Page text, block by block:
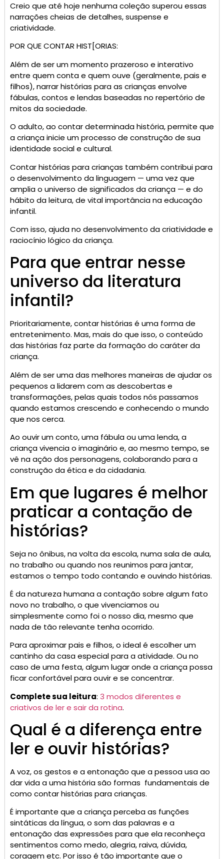
Creio que até hoje nenhuma coleção superou essas
narrações cheias de detalhes, suspense e
criatividade.
POR QUE CONTAR HIST[ORIAS:
Além de ser um momento prazeroso e interativo
entre quem conta e quem ouve (geralmente, pais e
filhos), narrar histórias para as crianças envolve
fábulas, contos e lendas baseadas no repertório de
mitos da sociedade.
O adulto, ao contar determinada história, permite que
a criança inicie um processo de construção de sua
identidade social e cultural.
Contar histórias para crianças também contribui para
o desenvolvimento da linguagem — uma vez que
amplia o universo de significados da criança — e do
hábito da leitura, de vital importância na educação
infantil.
Com isso, ajuda no desenvolvimento da criatividade e
raciocínio lógico da criança.
Para que entrar nesse
universo da literatura
infantil?
Prioritariamente, contar histórias é uma forma de
entretenimento. Mas, mais do que isso, o conteúdo
das histórias faz parte da formação do caráter da
criança.
Além de ser uma das melhores maneiras de ajudar os
pequenos a lidarem com as descobertas e
transformações, pelas quais todos nós passamos
quando estamos crescendo e conhecendo o mundo
que nos cerca.
Ao ouvir um conto, uma fábula ou uma lenda, a
criança vivencia o imaginário e, ao mesmo tempo, se
vê na ação dos personagens, colaborando para a
construção da ética e da cidadania.
Em que lugares é melhor
praticar a contação de
histórias?
Seja no ônibus, na volta da escola, numa sala de aula,
no trabalho ou quando nos reunimos para jantar,
estamos o tempo todo contando e ouvindo histórias.
É da natureza humana a contação sobre algum fato
novo no trabalho, o que vivenciamos ou
simplesmente como foi o nosso dia, mesmo que
nada de tão relevante tenha ocorrido.
Para aproximar pais e filhos, o ideal é escolher um
cantinho da casa especial para a atividade. Ou no
caso de uma festa, algum lugar onde a criança possa
ficar confortável para ouvir e se concentrar.
Complete sua leitura: 3 modos diferentes e
criativos de ler e sair da rotina.
Qual é a diferença entre
ler e ouvir histórias?
A voz, os gestos e a entonação que a pessoa usa ao
dar vida a uma história são formas fundamentais de
como contar histórias para crianças.
É importante que a criança perceba as funções
sintáticas da língua, o som das palavras e a
entonação das expressões para que ela reconheça
sentimentos como medo, alegria, raiva, dúvida,
coragem etc. Por isso é tão importante que o